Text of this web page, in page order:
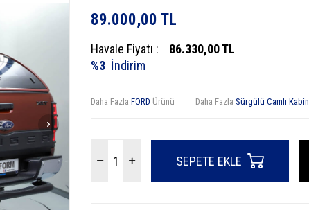
89.000,00 TL
Havale Fiyatı : 86.330,00TL
%3 İndirim
Daha Fazla FORD Ürünü Daha Fazla Sürgülü Camlı Kabin
SEPETE EKLE